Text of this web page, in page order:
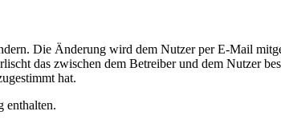
Die Änderung wird dem Nutzer per E-Mail
das zwischen dem Betreiber und dem Nutzer
hat.
enthalten.